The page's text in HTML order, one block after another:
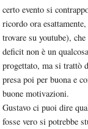
certo evento si
ricordo ora
trovare su youtube),
deficit non è un
progettato, ma si trattò
presa poi per buona e
buone motivazioni.
Gustavo ci puoi dire
fosse vero si potrebbe